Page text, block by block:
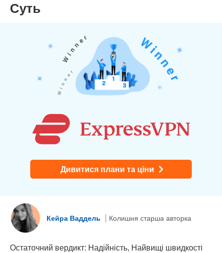
Суть
Дивитися плани та ціни
Кейра Ваддель Колишня старша авторка
Остаточний вердикт: Надійність, Найвищі швидкості